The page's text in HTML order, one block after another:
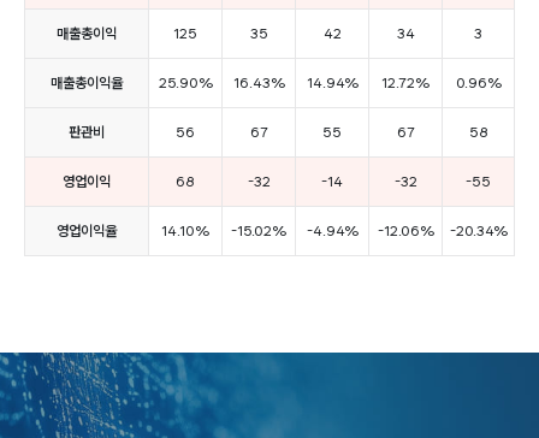
매출총이익 125 35 42 34 3
매출총이익율 25.90% 16.43% 14.94% 12.72% 0.96%
판관비 56 67 55 67 58
영업이익 68 -32 -14 -32 -55
영업이익율 14.10% -15.02% -4.94% -12.06% -20.34%